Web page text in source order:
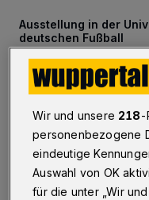
Ausstellung in der
deutschen Fußball
"Kicker,
Wuppertal·Jüdische
und Funktionäre
populär gemacht. Sie
Fußballs. Ab 1933
Nationalsozialisten
Vergessenheit.
Wir und unsere 218-
personenbezogene
eindeutige
Auswahl von OK
für die unter „Wir